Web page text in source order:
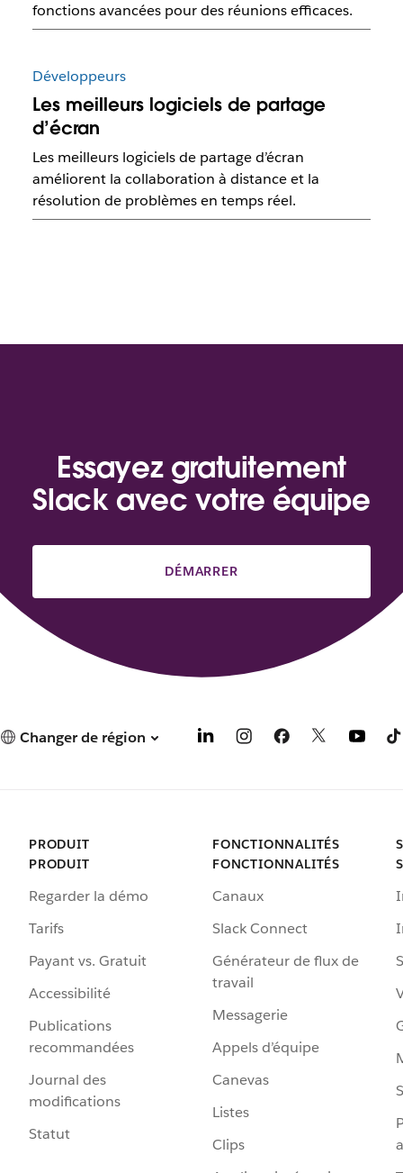
fonctions avancées pour des réunions efficaces.
Développeurs
Les meilleurs logiciels de partage
d’écran
Les meilleurs logiciels de partage d’écran
améliorent la collaboration à distance et la
résolution de problèmes en temps réel.
Essayez gratuitement
Slack avec votre équipe
DÉMARRER
Changer de région
PRODUIT
PRODUIT
Regarder la démo
Tarifs
Payant vs. Gratuit
Accessibilité
Publications
recommandées
Journal des
modifications
Statut
FONCTIONNALITÉS
FONCTIONNALITÉS
Canaux
Slack Connect
Générateur de flux de
travail
Messagerie
Appels d’équipe
Canevas
Listes
Clips